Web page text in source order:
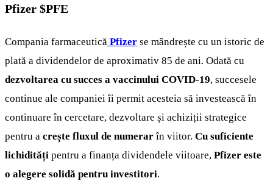
Pfizer $PFE
Compania farmaceutică Pfizer se mândrește cu un istoric de
plată a dividendelor de aproximativ 85 de ani. Odată cu
dezvoltarea cu succes a vaccinului COVID-19, succesele
continue ale companiei îi permit acesteia să investească în
continuare în cercetare, dezvoltare și achiziții strategice
pentru a crește fluxul de numerarîn viitor. Cu suficiente
lichidități pentru a finanța dividendele viitoare, Pfizer este
o alegere solidă pentru investitori.